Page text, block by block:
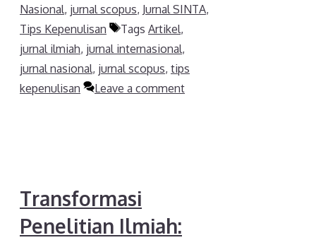
Nasional, jurnal scopus, Jurnal SINTA,
Tips Kepenulisan
Tags Artikel,
jurnal ilmiah, jurnal internasional,
jurnal nasional, jurnal scopus, tips
kepenulisan
Leave a comment
Transformasi
Penelitian Ilmiah: